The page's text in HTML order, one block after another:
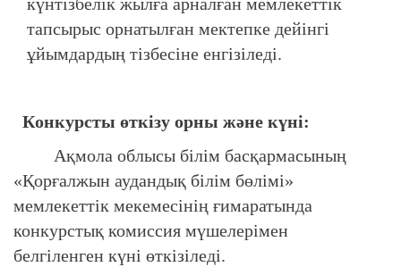
күнтізбелік жылға арналған мемлекеттік
тапсырыс орнатылған мектепке дейінгі
ұйымдардың тізбесіне енгізіледі.
Конкурсты өткізу орны және күні:
Ақмола облысы білім басқармасының
«Қорғалжын аудандық білім бөлімі»
мемлекеттік мекемесінің ғимаратында
конкурстық комиссия мүшелерімен
белгіленген күні өткізіледі.